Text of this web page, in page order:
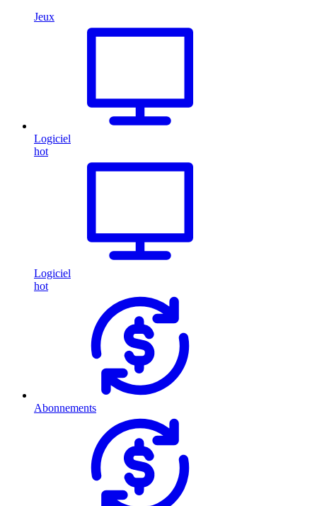
Jeux
Logiciel
hot
Logiciel
hot
Abonnements